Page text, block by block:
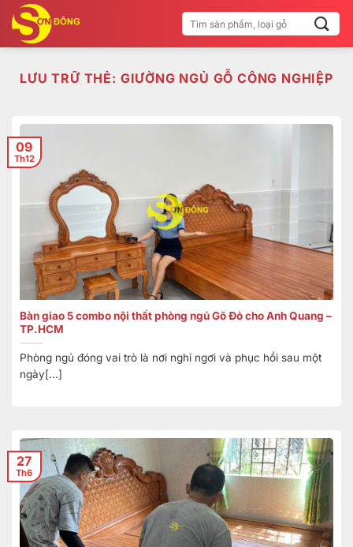
qua
nội
Tìm
kiếm:
LƯU TRỮ THẺ: GIƯỜNG NGỦ GỖ CÔNG NGHIỆP
Bàn giao 5 combo nội thất phòng ngủ Gõ Đỏ cho Anh Quang –
TP.HCM
Phòng ngủ đóng vai trò là nơi nghỉ ngơi và phục hồi sau một
ngày[...]
09
Th12
27
Th6